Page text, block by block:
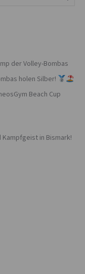
der Volley-Bombas
holen Silber!
Beach Cup
in Bismark!